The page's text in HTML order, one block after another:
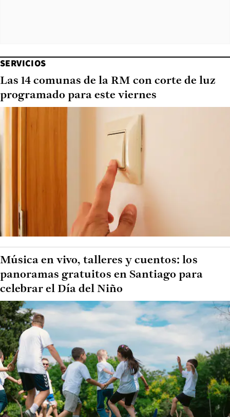
SERVICIOS
Las 14 comunas de la RM con corte de luz
programado para este viernes
Música en vivo, talleres y cuentos: los
panoramas gratuitos en Santiago para
celebrar el Día del Niño